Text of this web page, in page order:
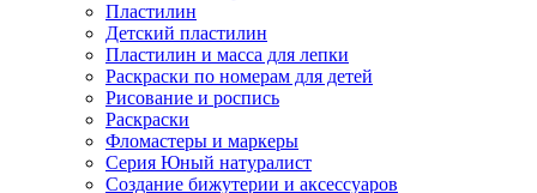
Пластилин
Детский пластилин
Пластилин и масса для лепки
Раскраски по номерам для детей
Рисование и роспись
Раскраски
Фломастеры и маркеры
Серия Юный натуралист
Создание бижутерии и аксессуаров